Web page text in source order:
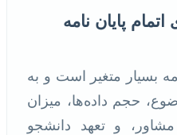
پایان نامه
بسیار متغیر است و به
حجم داده‌ها، میزان
و تعهد دانشجو